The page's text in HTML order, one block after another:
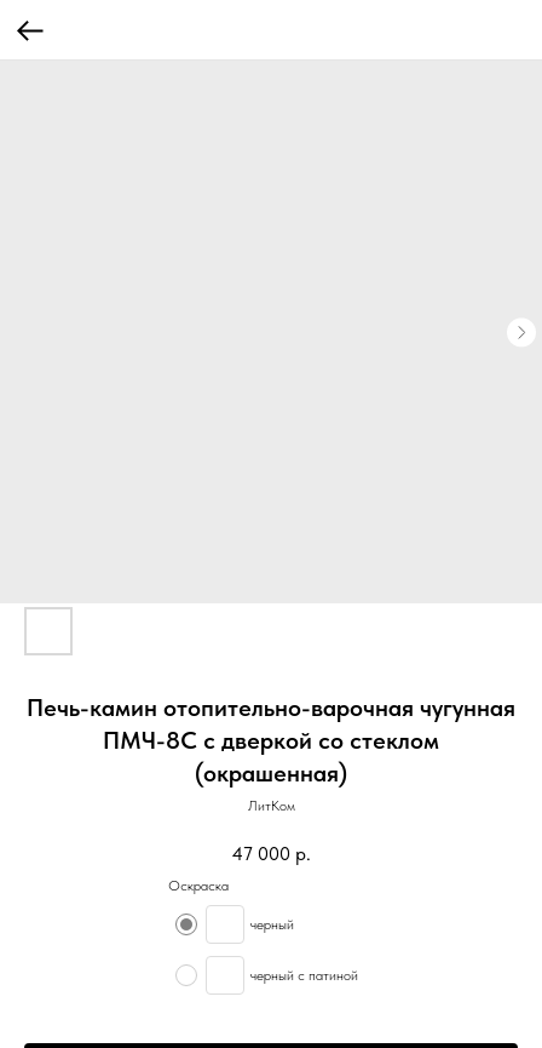
Печь-камин отопительно-варочная чугунная
ПМЧ-8С с дверкой со стеклом
(окрашенная)
ЛитКом
47 000 р.
Оскраска
черный
черный с патиной